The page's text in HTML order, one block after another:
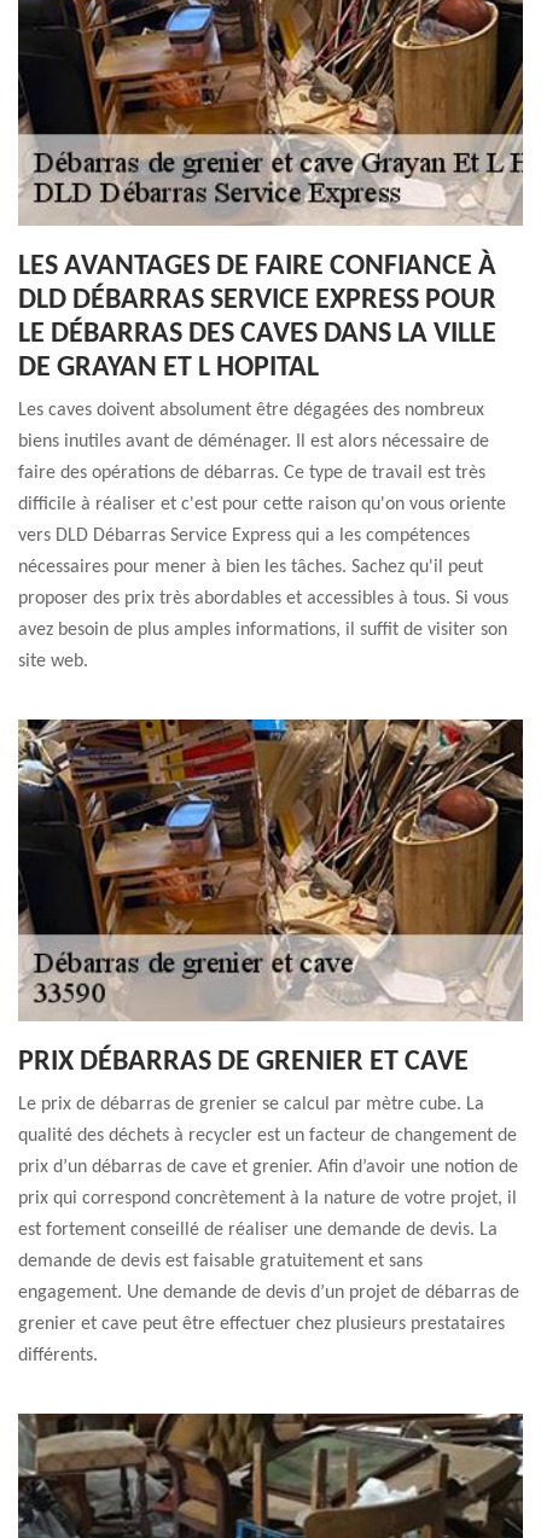
LES AVANTAGES DE FAIRE CONFIANCE À
DLD DÉBARRAS SERVICE EXPRESS POUR
LE DÉBARRAS DES CAVES DANS LA VILLE
DE GRAYAN ET L HOPITAL
Les caves doivent absolument être dégagées des nombreux
biens inutiles avant de déménager. Il est alors nécessaire de
faire des opérations de débarras. Ce type de travail est très
difficile à réaliser et c'est pour cette raison qu'on vous oriente
vers DLD Débarras Service Express qui a les compétences
nécessaires pour mener à bien les tâches. Sachez qu'il peut
proposer des prix très abordables et accessibles à tous. Si vous
avez besoin de plus amples informations, il suffit de visiter son
site web.
PRIX DÉBARRAS DE GRENIER ET CAVE
Le prix de débarras de grenier se calcul par mètre cube. La
qualité des déchets à recycler est un facteur de changement de
prix d’un débarras de cave et grenier. Afin d’avoir une notion de
prix qui correspond concrètement à la nature de votre projet, il
est fortement conseillé de réaliser une demande de devis. La
demande de devis est faisable gratuitement et sans
engagement. Une demande de devis d’un projet de débarras de
grenier et cave peut être effectuer chez plusieurs prestataires
différents.